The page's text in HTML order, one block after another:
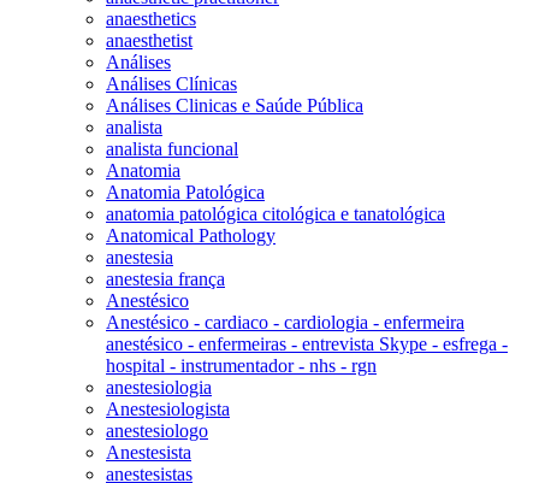
anaesthetics
anaesthetist
Análises
Análises Clínicas
Análises Clinicas e Saúde Pública
analista
analista funcional
Anatomia
Anatomia Patológica
anatomia patológica citológica e tanatológica
Anatomical Pathology
anestesia
anestesia frança
Anestésico
Anestésico - cardiaco - cardiologia - enfermeira
anestésico - enfermeiras - entrevista Skype - esfrega -
hospital - instrumentador - nhs - rgn
anestesiologia
Anestesiologista
anestesiologo
Anestesista
anestesistas